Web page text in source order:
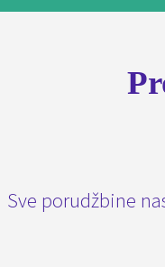
Sve porudžbine